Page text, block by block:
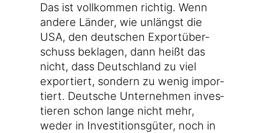
Das ist voll­kom­men rich­tig. Wenn
ande­re Län­der, wie unlängst die
USA, den deut­schen Export­über­
schuss bekla­gen, dann heißt das
nicht, dass Deutsch­land zu viel
expor­tiert, son­dern zu wenig impor­
tiert. Deut­sche Unter­neh­men inves­
tie­ren schon lan­ge nicht mehr,
weder in Inves­ti­ti­ons­gü­ter, noch in